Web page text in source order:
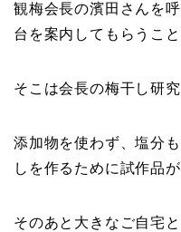
観梅会長の濱田さんを
台を案内してもらうこ
そこは会長の梅干し研究
添加物を使わず、塩分
しを作るために試作品
そのあと大きなご自宅